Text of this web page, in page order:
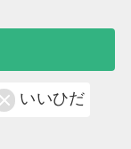
いいひだ